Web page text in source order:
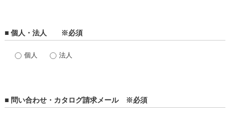
■ 個人・法人 ※必須
個人 法人
■ 問い合わせ・カタログ請求メール ※必須